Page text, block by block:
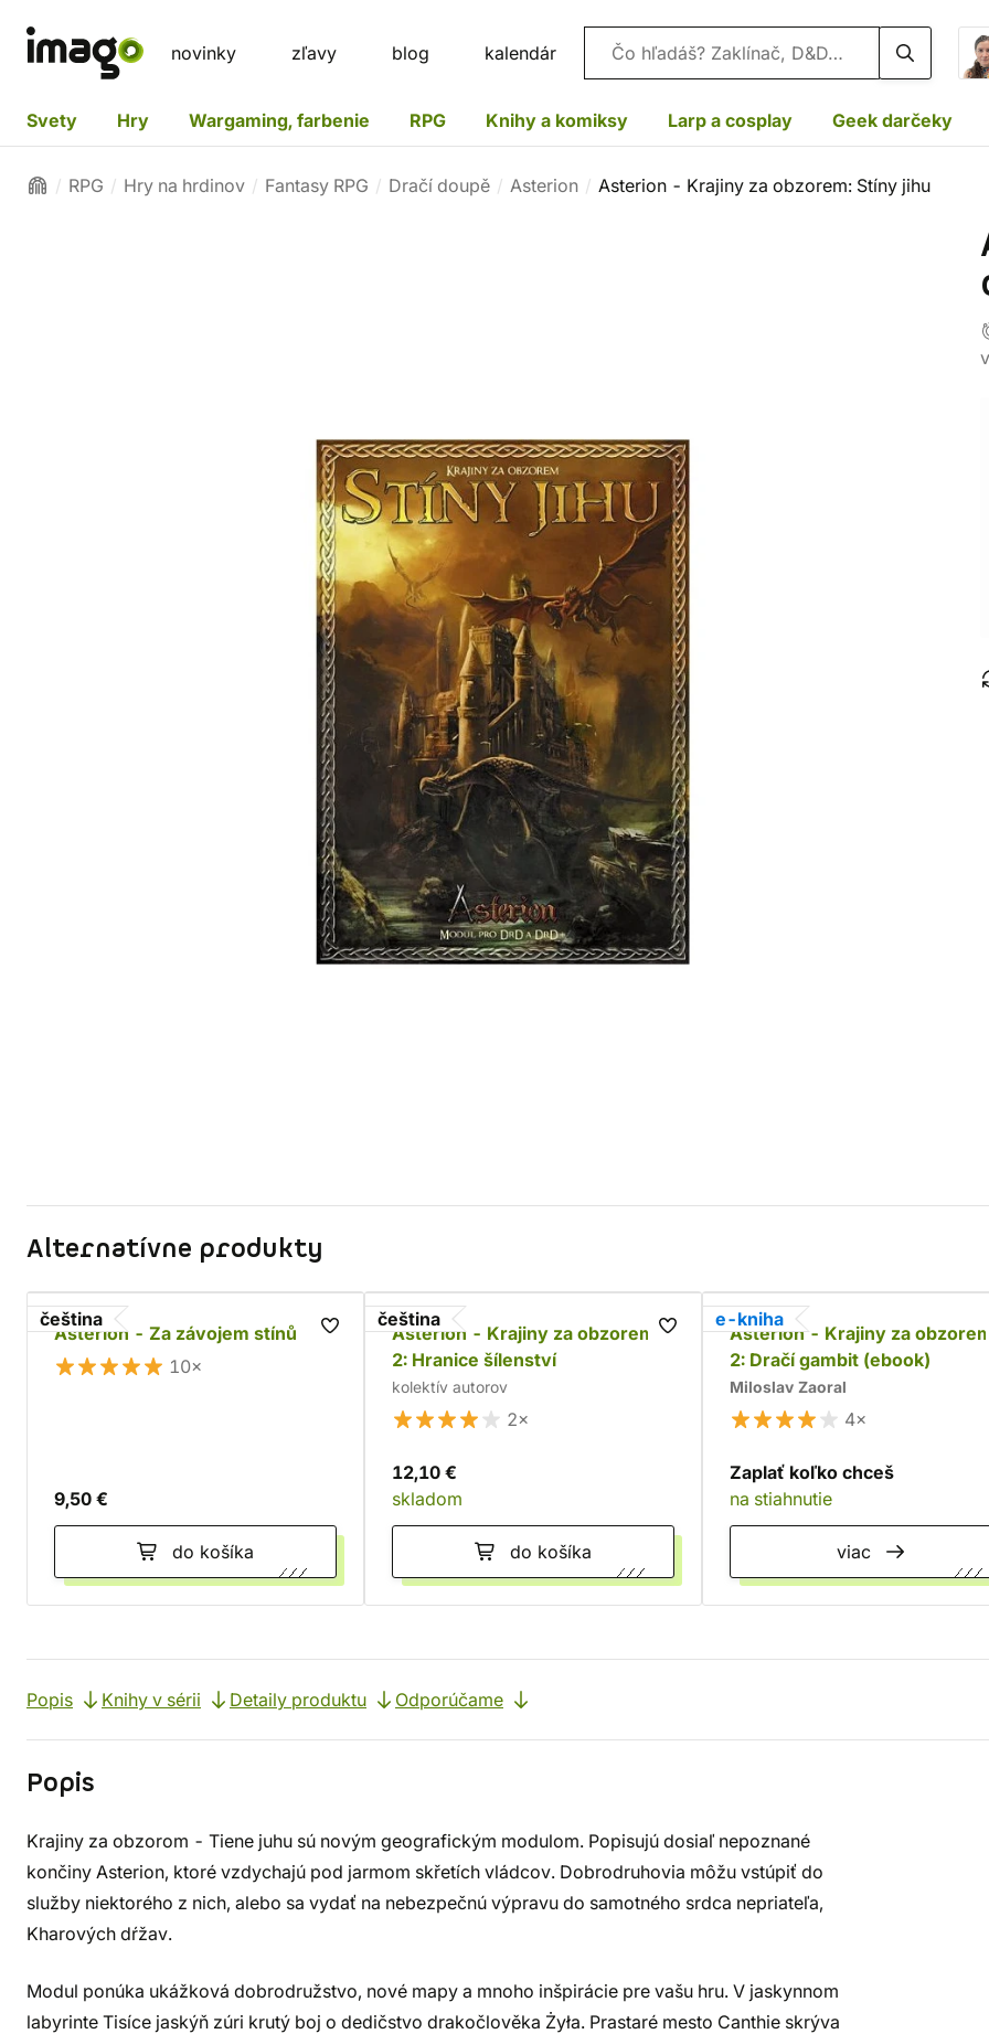
novinky zľavy blog kalendár Vyhľadávanie
Svety Hry Wargaming, farbenie RPG Knihy a komiksy Larp a cosplay Geek darčeky
RPG Hry na hrdinov Fantasy RPG Dračí doupě Asterion Asterion - Krajiny za obzorem: Stíny jihu
Alternatívne produkty
čeština
Asterion - Za závojem stínů
10×
9,50 €
do košíka
čeština
Asterion - Krajiny za obzorem
2: Hranice šílenství
kolektív autorov
2×
12,10 €
skladom
do košíka
e-kniha
Asterion - Krajiny za
2: Dračí gambit (ebook)
Miloslav Zaoral
4×
Zaplať koľko chceš
na stiahnutie
viac
Popis Knihy v sérii Detaily produktu Odporúčame
Popis
Krajiny za obzorom - Tiene juhu sú novým geografickým modulom. Popisujú dosiaľ nepoznané
končiny Asterion, ktoré vzdychajú pod jarmom skřetích vládcov. Dobrodruhovia môžu vstúpiť do
služby niektorého z nich, alebo sa vydať na nebezpečnú výpravu do samotného srdca nepriateľa,
Kharových dŕžav.
Modul ponúka ukážková dobrodružstvo, nové mapy a mnoho inšpirácie pre vašu hru. V jaskynnom
labyrinte Tisíce jaskýň zúri krutý boj o dedičstvo drakočlověka Żyła. Prastaré mesto Canthie skrýva